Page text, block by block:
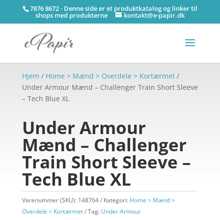
7876 8672 - Denne side er et produktkatalog og linker til
shops med produkterne kontakt@e-papir.dk
Hjem / Home > Mænd > Overdele > Kortærmet/
Under Armour Mænd – Challenger Train Short Sleeve
– Tech Blue XL
Under Armour
Mænd – Challenger
Train Short Sleeve –
Tech Blue XL
Varenummer (SKU): 148764 Kategori: Home > Mænd >
Overdele > Kortærmet
Tag: Under Armour